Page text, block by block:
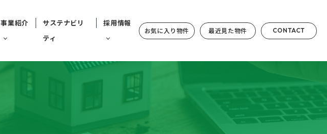
事業紹介
サステナビリ
ティ
採用情報
お気に入り物件 最近見た物件 CONTACT